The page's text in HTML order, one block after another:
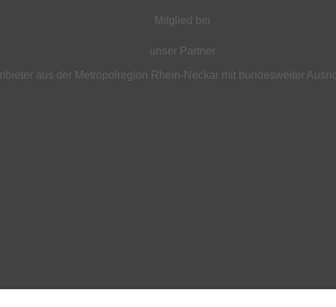
Mitglied bei
unser Partner
aus der Metropolregion Rhein-Neckar mit bundesweiter